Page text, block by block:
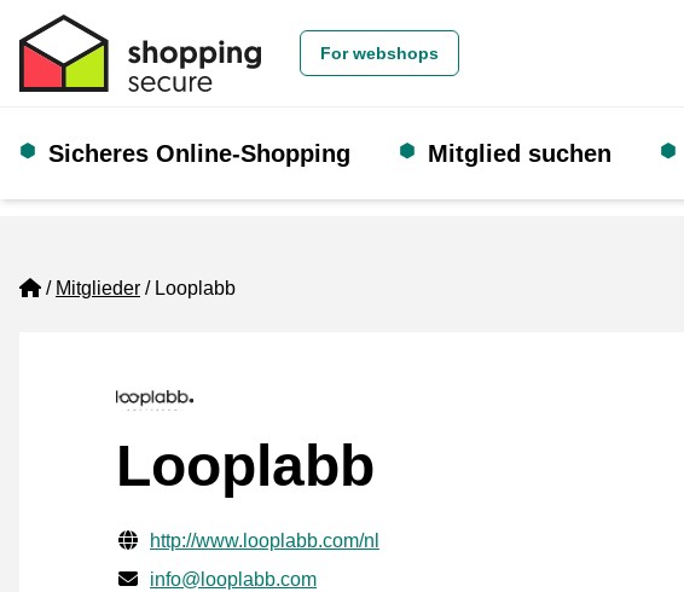
For webshops
Sicheres Online-Shopping Mitglied suchen
Home
Mitglieder Looplabb
Looplabb
Geprüfte Kontaktinformationen
Website URL
http://www.looplabb.com/nl
E-mail
info@looplabb.com